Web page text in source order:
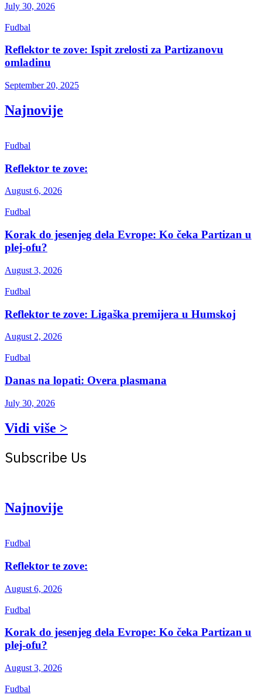
July 30, 2026
Fudbal
Reflektor te zove: Ispit zrelosti za Partizanovu
omladinu
September 20, 2025
Najnovije
Fudbal
Reflektor te zove:
August 6, 2026
Fudbal
Korak do jesenjeg dela Evrope: Ko čeka Partizan u
plej-ofu?
August 3, 2026
Fudbal
Reflektor te zove: Ligaška premijera u Humskoj
August 2, 2026
Fudbal
Danas na lopati: Overa plasmana
July 30, 2026
Vidi više >
Subscribe Us
Najnovije
Fudbal
Reflektor te zove:
August 6, 2026
Fudbal
Korak do jesenjeg dela Evrope: Ko čeka Partizan u
plej-ofu?
August 3, 2026
Fudbal